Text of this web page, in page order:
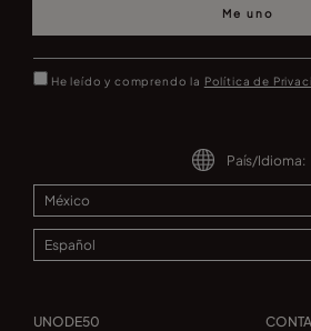
Me uno
He leído y comprendo la Política de
País/Idioma:
UNODE50